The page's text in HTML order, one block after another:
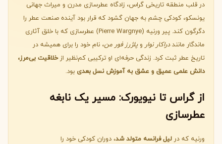
در قلب منطقه تاریخی گراس، زادگاه عطرسازی مدرن و میراث جهانی
یونسکو، کودکی چشم به جهان گشود که قرار بود آینده صنعت عطر را
دگرگون کند. پیر ورنیه (Pierre Wargnye) عطرسازی که با خلق آثاری
ماندگار ماننددراکار نوار وپلژرز فور من، نام خود را برای همیشه در
تاریخ عطر ثبت کرد. زندگی حرفه‌ای او ترکیبی کم‌نظیر ازخلاقیت بی‌مرز،
دانش علمی عمیق و عشق به آموزش نسل بعدی بود.
از گراس تا نیویورک: مسیر یک نابغه
عطرسازی
ورنیه که در لیل فرانسه متولد شد، دوران کودکی خود را